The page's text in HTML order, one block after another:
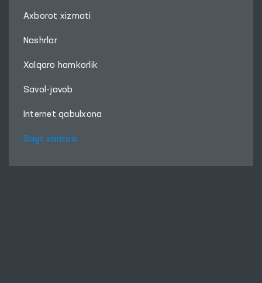
Axborot xizmati
Nashrlar
Xalqaro hamkorlik
Savol-javob
Internet qabulxona
Sayt xaritasi